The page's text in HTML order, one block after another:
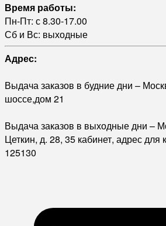
Время работы:
Пн-Пт: с 8.30-17.00
Сб и Вс: выходные
Адрес:
Выдача заказов в будние дни –
шоссе,дом 21
Выдача заказов в выходные дни –
Цеткин, д. 28, 35 кабинет, адрес для
125130